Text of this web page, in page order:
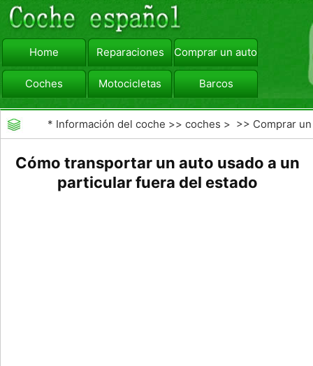
Home Reparaciones Comprar un automóvil
Coches Motocicletas Barcos
viajar Camiones
* Información del coche >>coches > >> Comprar un
Cómo transportar un auto usado a un
particular fuera del estado